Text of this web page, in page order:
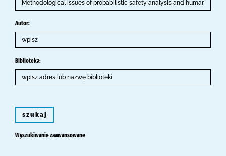
Autor:
Biblioteka:
szukaj
Wyszukiwanie zaawansowane